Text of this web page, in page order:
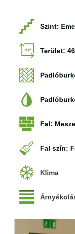
Szint:
Terület:
Fal:
Fal szín:
Klima